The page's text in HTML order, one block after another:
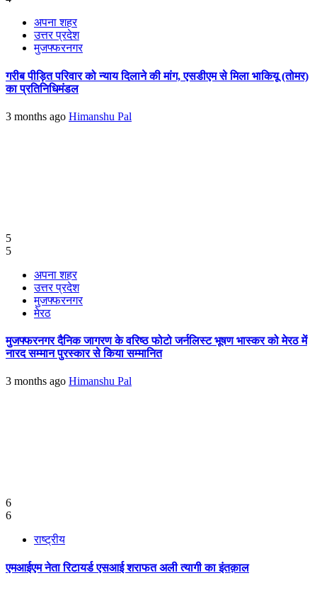
अपना शहर
उत्तर प्रदेश
मुजफ्फरनगर
गरीब पीड़ित परिवार को न्याय दिलाने की मांग, एसडीएम से मिला भाकियू (तोमर)
का प्रतिनिधिमंडल
3 months ago Himanshu Pal
5
5
अपना शहर
उत्तर प्रदेश
मुजफ्फरनगर
मेरठ
मुजफ्फरनगर दैनिक जागरण के वरिष्ठ फोटो जर्नलिस्ट भूषण भास्कर को मेरठ में
नारद सम्मान पुरस्कार से किया सम्मानित
3 months ago Himanshu Pal
6
6
राष्ट्रीय
एमआईएम नेता रिटायर्ड एसआई शराफत अली त्यागी का इंतक़ाल